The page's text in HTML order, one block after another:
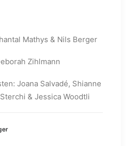
Mathys & Nils Berger
Zihlmann
Joana Salvadé, Shianne
& Jessica Woodtli